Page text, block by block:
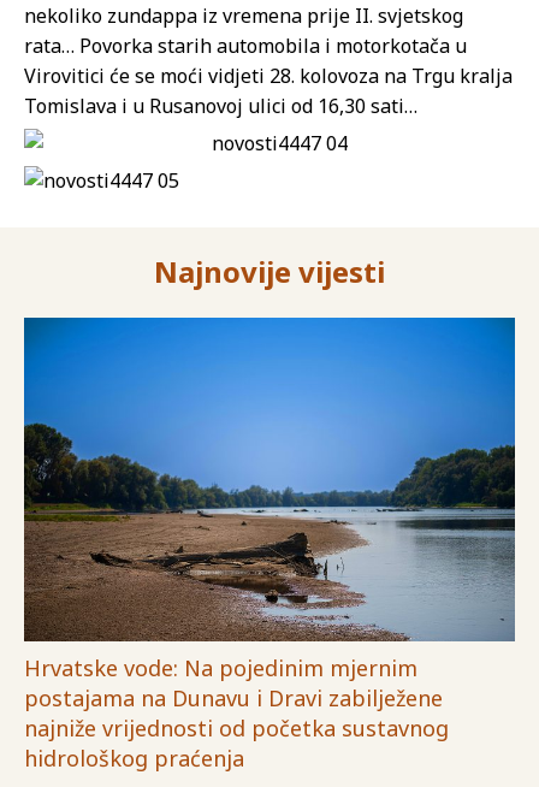
nekoliko zundappa iz vremena prije II. svjetskog
rata… Povorka starih automobila i motorkotača u
Virovitici će se moći vidjeti 28. kolovoza na Trgu kralja
Tomislava i u Rusanovoj ulici od 16,30 sati…
Najnovije vijesti
Hrvatske vode: Na pojedinim mjernim
postajama na Dunavu i Dravi zabilježene
najniže vrijednosti od početka sustavnog
hidrološkog praćenja